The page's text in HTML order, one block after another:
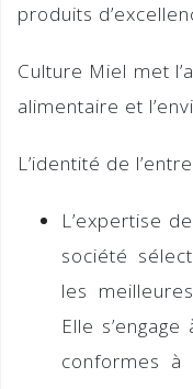
produits
Culture Miel met
alimentaire et
L’identité de
L’expertise
société
les
Elle
conformes à